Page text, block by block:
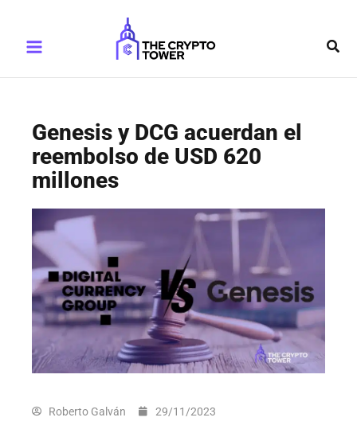
contenido
Menu
Genesis y DCG acuerdan el
reembolso de USD 620
millones
Roberto Galván 29/11/2023